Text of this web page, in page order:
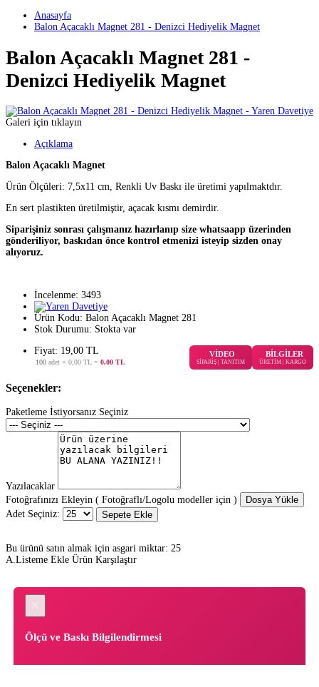
Anasayfa
Balon Açacaklı Magnet 281 - Denizci Hediyelik Magnet
Balon Açacaklı Magnet 281 -
Denizci Hediyelik Magnet
Galeri için tıklayın
Açıklama
Balon Açacaklı Magnet
Ürün Ölçüleri: 7,5x11 cm, Renkli Uv Baskı ile üretimi yapılmaktdır.
En sert plastikten üretilmiştir, açacak kısmı demirdir.
Siparişiniz sonrası çalışmanız hazırlanıp size whatsaapp üzerinden
gönderiliyor, baskıdan önce kontrol etmenizi isteyip sizden onay
alıyoruz.
İncelenme: 3493
Ürün Kodu: Balon Açacaklı Magnet 281
Stok Durumu: Stokta var
Fiyat: 19,00 TL
100 adet × 0,00 TL = 0,00 TL
VİDEO
SİPARİŞ | TANITIM
BİLGİLER
ÜRETİM | KARGO
Seçenekler:
Paketleme İstiyorsanız Seçiniz
Yazılacaklar
Fotoğrafınızı Ekleyin ( Fotoğraflı/Logolu modeller için )
Dosya Yükle
Adet Seçiniz:
Sepete Ekle
Bu ürünü satın almak için asgari miktar: 25
A.Listeme Ekle Ürün Karşılaştır
Ölçü ve Baskı Bilgilendirmesi